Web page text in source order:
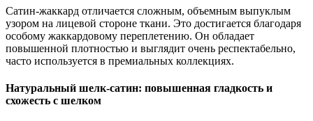
Сатин-жаккард отличается сложным, объемным выпуклым
узором на лицевой стороне ткани. Это достигается благодаря
особому жаккардовому переплетению. Он обладает
повышенной плотностью и выглядит очень респектабельно,
часто используется в премиальных коллекциях.
Натуральный шелк-сатин: повышенная гладкость и
схожесть с шелком